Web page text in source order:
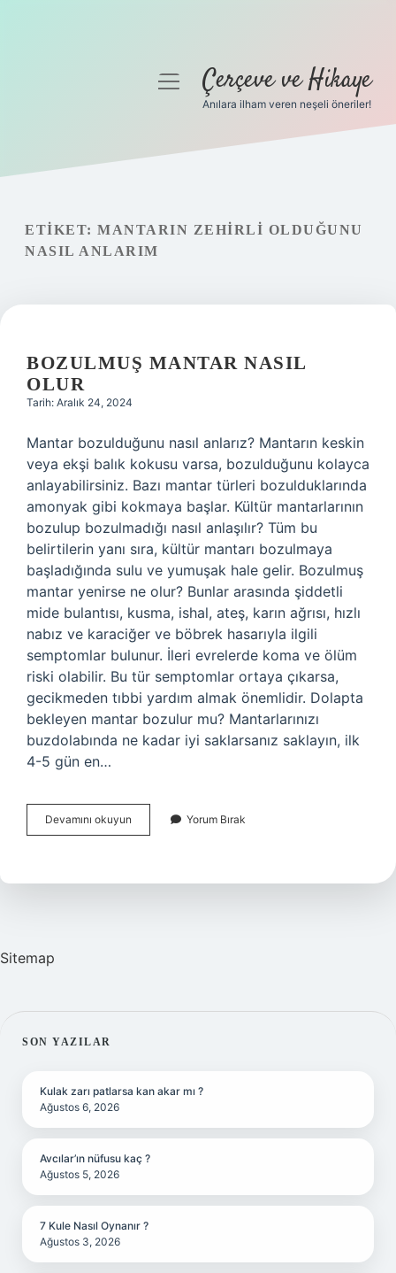
Gizlilik Politikası
Hakkımızda
menüyüÇerçeve ve Hikaye
Anılara ilham veren neşeli öneriler!
ETIKET: MANTARIN ZEHIRLI OLDUĞUNU
NASIL ANLARIM
BOZULMUŞ MANTAR NASIL
OLUR
Tarih: Aralık 24, 2024
Mantar bozulduğunu nasıl anlarız? Mantarın keskin
veya ekşi balık kokusu varsa, bozulduğunu kolayca
anlayabilirsiniz. Bazı mantar türleri bozulduklarında
amonyak gibi kokmaya başlar. Kültür mantarlarının
bozulup bozulmadığı nasıl anlaşılır? Tüm bu
belirtilerin yanı sıra, kültür mantarı bozulmaya
başladığında sulu ve yumuşak hale gelir. Bozulmuş
mantar yenirse ne olur? Bunlar arasında şiddetli
mide bulantısı, kusma, ishal, ateş, karın ağrısı, hızlı
nabız ve karaciğer ve böbrek hasarıyla ilgili
semptomlar bulunur. İleri evrelerde koma ve ölüm
riski olabilir. Bu tür semptomlar ortaya çıkarsa,
gecikmeden tıbbi yardım almak önemlidir. Dolapta
bekleyen mantar bozulur mu? Mantarlarınızı
buzdolabında ne kadar iyi saklarsanız saklayın, ilk
4-5 gün en…
Devamını okuyun Bozulmuş
Mantar
Yorum Bırak
Sitemap
SIDEBAR
SON YAZILAR
Kulak zarı patlarsa kan akar mı ?
Ağustos 6, 2026
Avcılar’ın nüfusu kaç ?
Ağustos 5, 2026
7 Kule Nasıl Oynanır ?
Ağustos 3, 2026